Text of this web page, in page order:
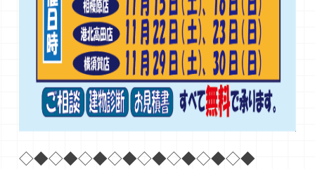
◇◆◇◆◇◆◇◆◇◆◇◆◇◆◇◆